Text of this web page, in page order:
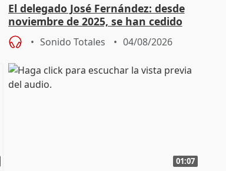
El delegado José Fernández: desde
noviembre de 2025, se han cedido
9.810 ayudas por nacimiento
Sonido Totales 04/08/2026
01:07